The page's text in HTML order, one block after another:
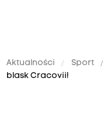
Aktualności Sport
blask Cracovii!